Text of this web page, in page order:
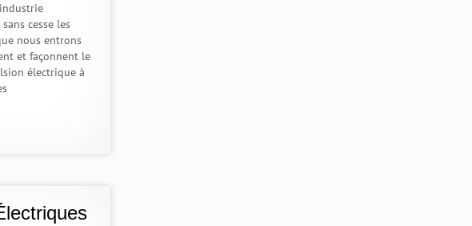
cesse les
nous entrons
et façonnent le
électrique à